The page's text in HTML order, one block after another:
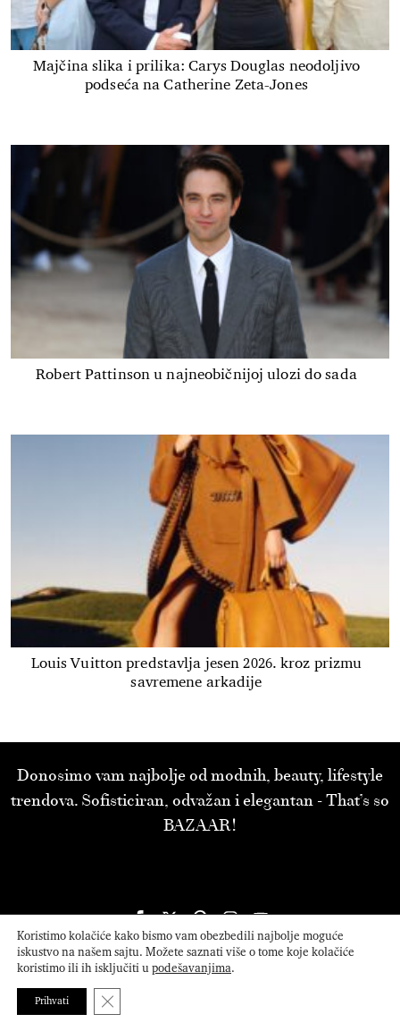
Majčina slika i prilika: Carys Douglas neodoljivo
podseća na Catherine Zeta-Jones
Robert Pattinson u najneobičnijoj ulozi do sada
Louis Vuitton predstavlja jesen 2026. kroz prizmu
savremene arkadije
Donosimo vam najbolje od modnih, beauty, lifestyle
trendova. Sofisticiran, odvažan i elegantan - That’s so
BAZAAR!
Koristimo kolačiće kako bismo vam obezbedili najbolje moguće
iskustvo na našem sajtu. Možete saznati više o tome koje kolačiće
koristimo ili ih isključiti upodešavanjima.
Prihvati Close GDPR Cookie Banner